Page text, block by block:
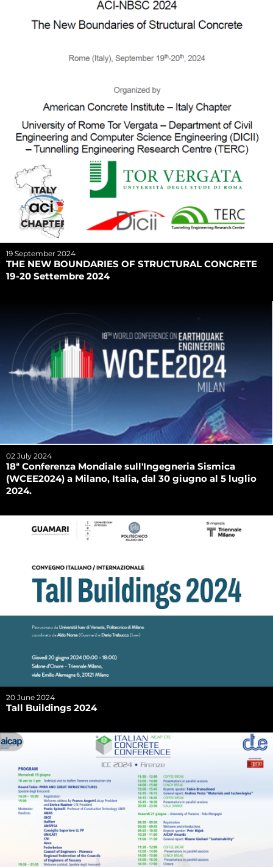
19 September 2024
THE NEW BOUNDARIES OF STRUCTURAL CONCRETE
19-20 Settembre 2024
02 July 2024
18ª Conferenza Mondiale sull'Ingegneria Sismica
(WCEE2024) a Milano, Italia, dal 30 giugno al 5 luglio
2024.
20 June 2024
Tall Buildings 2024